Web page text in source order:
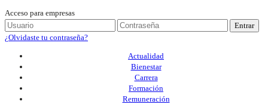
Acceso para empresas
Entrar
¿Olvidaste tu contraseña?
Actualidad
Bienestar
Carrera
Formación
Remuneración